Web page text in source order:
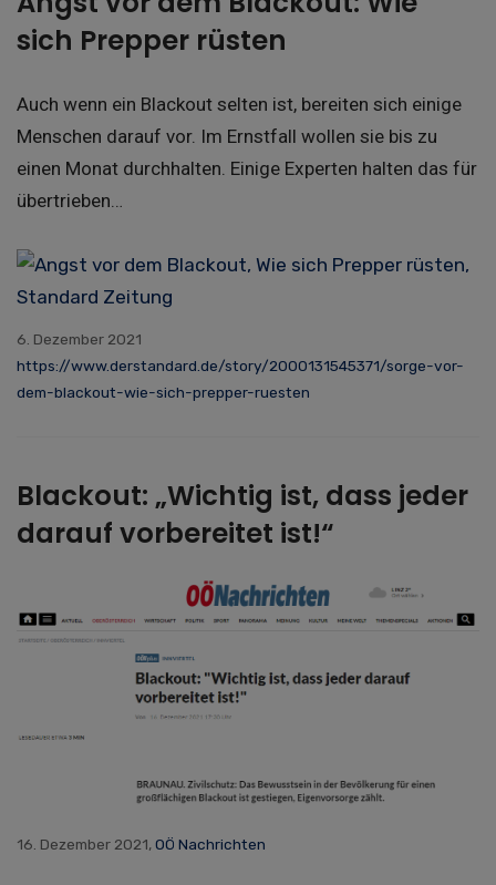
sich Prepper rüsten
Auch wenn ein Blackout selten ist, bereiten sich einige
Menschen darauf vor. Im Ernstfall wollen sie bis zu
einen Monat durchhalten. Einige Experten halten das für
übertrieben…
6. Dezember 2021
https://www.derstandard.de/story/2000131545371/sorge-vor-
dem-blackout-wie-sich-prepper-ruesten
Blackout: „Wichtig ist, dass jeder
darauf vorbereitet ist!“
16. Dezember 2021,OÖ Nachrichten